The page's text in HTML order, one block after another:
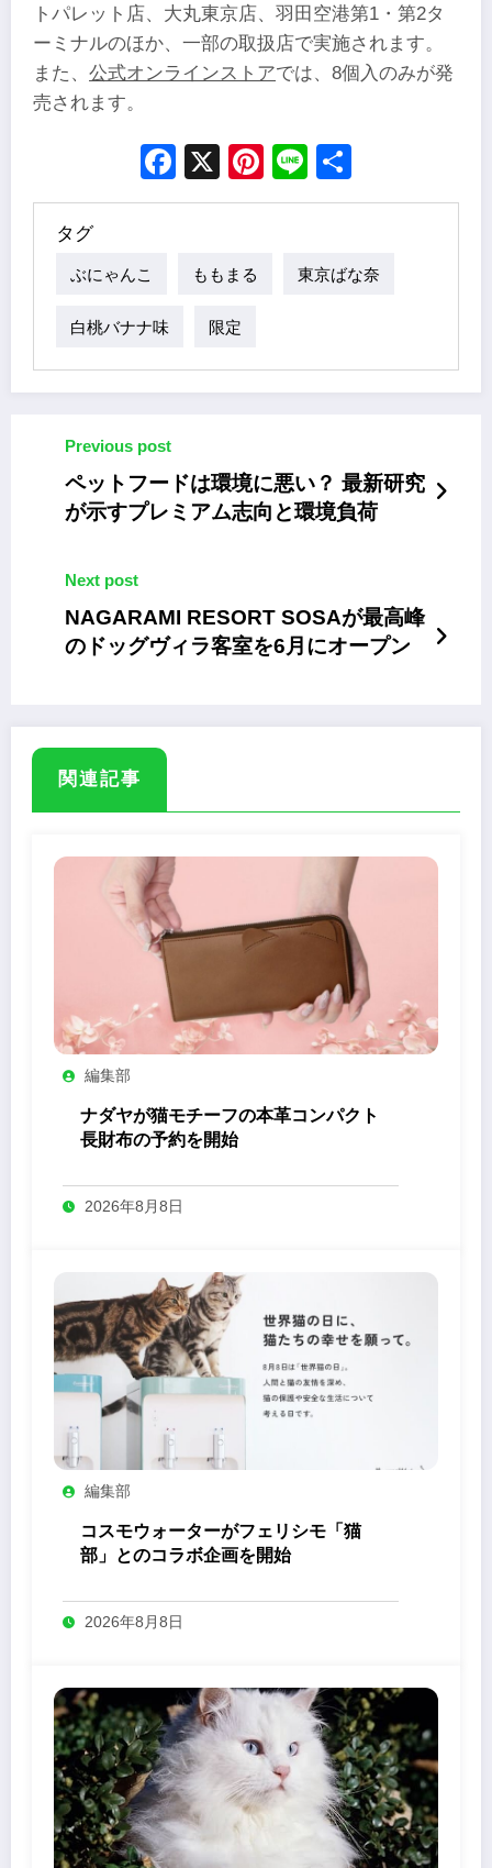
トパレット店、大丸東京店、羽田空港第1・第2タ
ーミナルのほか、一部の取扱店で実施されます。
また、 公式オンラインストアでは、8個入のみが発
売されます。
Facebook
X Pinterest
Line
タグ
ぶにゃんこ ももまる 東京ばな奈
白桃バナナ味 限定
Previous post
ペットフードは環境に悪い？ 最新研究
が示すプレミアム志向と環境負荷
Next post
NAGARAMI RESORT SOSAが最高峰
のドッグヴィラ客室を6月にオープン
関連記事
編集部
ナダヤが猫モチーフの本革コンパクト
長財布の予約を開始
2026年8月8日
編集部
コスモウォーターがフェリシモ「猫
部」とのコラボ企画を開始
2026年8月8日